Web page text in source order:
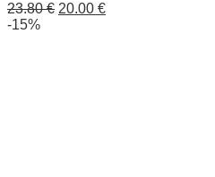
23.80€ 20.00 €
-15%